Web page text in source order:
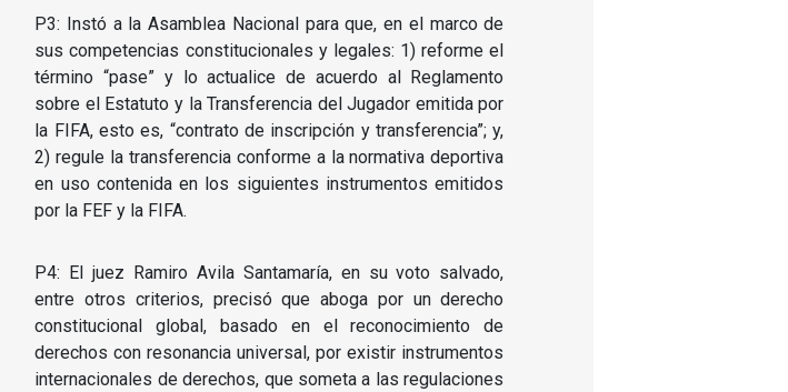
P3: Instó a la Asamblea Nacional para que, en el marco de
sus competencias constitucionales y legales: 1) reforme el
término “pase” y lo actualice de acuerdo al Reglamento
sobre el Estatuto y la Transferencia del Jugador emitida por
la FIFA, esto es, “contrato de inscripción y transferencia”; y,
2) regule la transferencia conforme a la normativa deportiva
en uso contenida en los siguientes instrumentos emitidos
por la FEF y la FIFA.
P4: El juez Ramiro Avila Santamaría, en su voto salvado,
entre otros criterios, precisó que aboga por un derecho
constitucional global, basado en el reconocimiento de
derechos con resonancia universal, por existir instrumentos
internacionales de derechos, que someta a las regulaciones